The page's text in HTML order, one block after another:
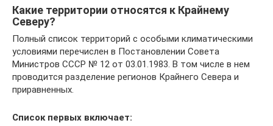
Какие территории относятся к Крайнему
Северу?
Полный список территорий с особыми климатическими
условиями перечислен в Постановлении Совета
Министров СССР № 12 от 03.01.1983. В том числе в нем
проводится разделение регионов Крайнего Севера и
приравненных.
Список первых включает: